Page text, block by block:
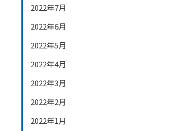
2022年7月
2022年6月
2022年5月
2022年4月
2022年3月
2022年2月
2022年1月